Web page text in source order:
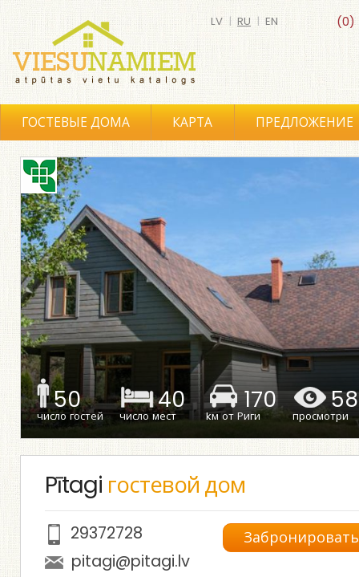
(0)
LV | RU | EN
ГОСТЕВЫЕ ДОМА КАРТА ПРЕДЛОЖЕНИЕ
50
число гостей
40
число мест
170
kм от Риги просмотри
Pītagi гостевой дом
Забронировать
29372728
pitagi@pitagi.lv